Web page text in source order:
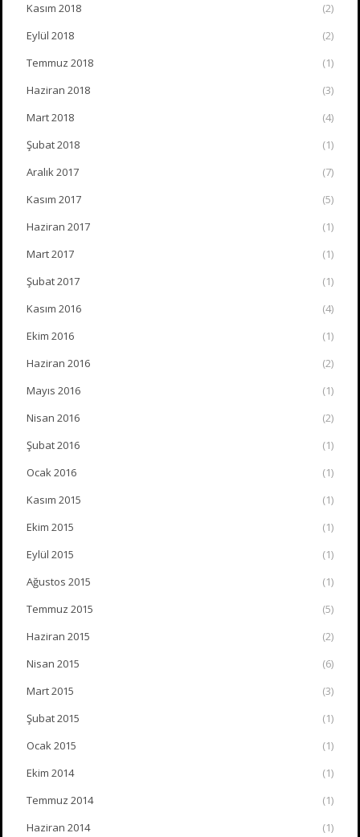
Kasım 2018
(2)
Eylül 2018
(2)
Temmuz 2018
(1)
Haziran 2018
(3)
Mart 2018
(4)
Şubat 2018
(1)
Aralık 2017
(7)
Kasım 2017
(5)
Haziran 2017
(1)
Mart 2017
(1)
Şubat 2017
(1)
Kasım 2016
(4)
Ekim 2016
(1)
Haziran 2016
(2)
Mayıs 2016
(1)
Nisan 2016
(2)
Şubat 2016
(1)
Ocak 2016
(1)
Kasım 2015
(1)
Ekim 2015
(1)
Eylül 2015
(1)
Ağustos 2015
(1)
Temmuz 2015
(5)
Haziran 2015
(2)
Nisan 2015
(6)
Mart 2015
(3)
Şubat 2015
(1)
Ocak 2015
(1)
Ekim 2014
(1)
Temmuz 2014
(1)
Haziran 2014
(1)